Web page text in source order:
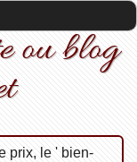
ou blog
prix, le ' bien-